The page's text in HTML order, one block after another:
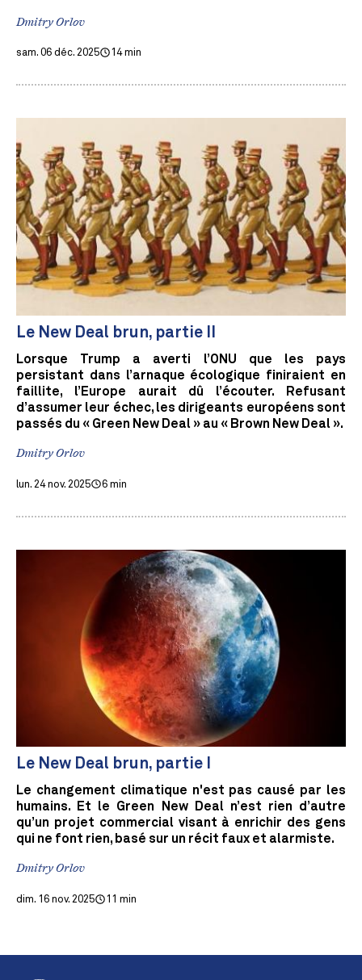
Dmitry Orlov
sam. 06 déc. 2025 14 min
Le New Deal brun, partie II
Lorsque Trump a averti l’ONU que les pays
persistant dans l’arnaque écologique finiraient en
faillite, l’Europe aurait dû l’écouter. Refusant
d’assumer leur échec, les dirigeants européens sont
passés du « Green New Deal » au « Brown New Deal ».
Dmitry Orlov
lun. 24 nov. 2025 6 min
Le New Deal brun, partie I
Le changement climatique n'est pas causé par les
humains. Et le Green New Deal n’est rien d’autre
qu’un projet commercial visant à enrichir des gens
qui ne font rien, basé sur un récit faux et alarmiste.
Dmitry Orlov
dim. 16 nov. 2025 11 min